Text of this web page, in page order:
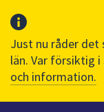
Just nu råder det
län. Var försiktig
och information.